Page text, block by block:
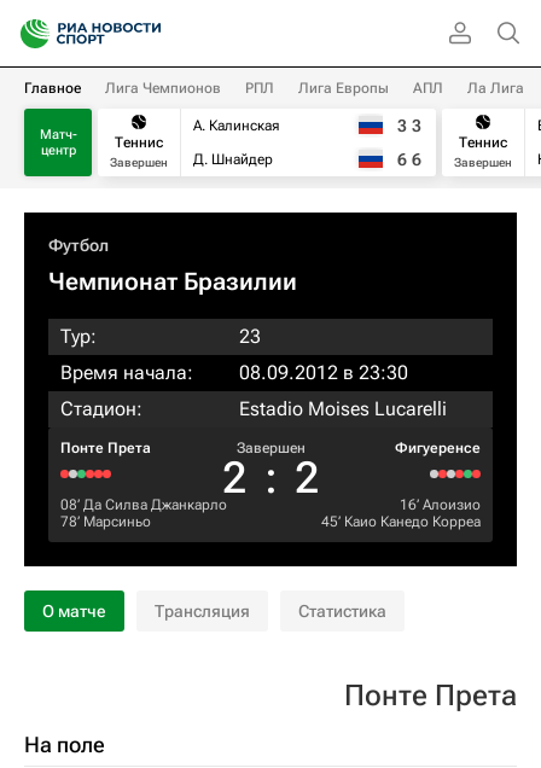
Главное Лига Чемпионов РПЛ Лига Европы АПЛ Ла Лига
Матч-
центр
Теннис
Завершен
А. Калинская
Д. Шнайдер
3 3
6 6
Теннис
Завершен
Футбол
Чемпионат Бразилии
Тур:
23
Время начала:
08.09.2012 в 23:30
Стадион:
Estadio Moises Lucarelli
Понте Прета Завершен
2 : 2
Фигуеренсе
08‎’‎ Да Силва Джанкарло
78‎’‎ Марсиньо
16‎’‎ Алоизио
45‎’‎ Каио Канедо Корреа
О матче Трансляция Статистика
Понте Прета
На поле